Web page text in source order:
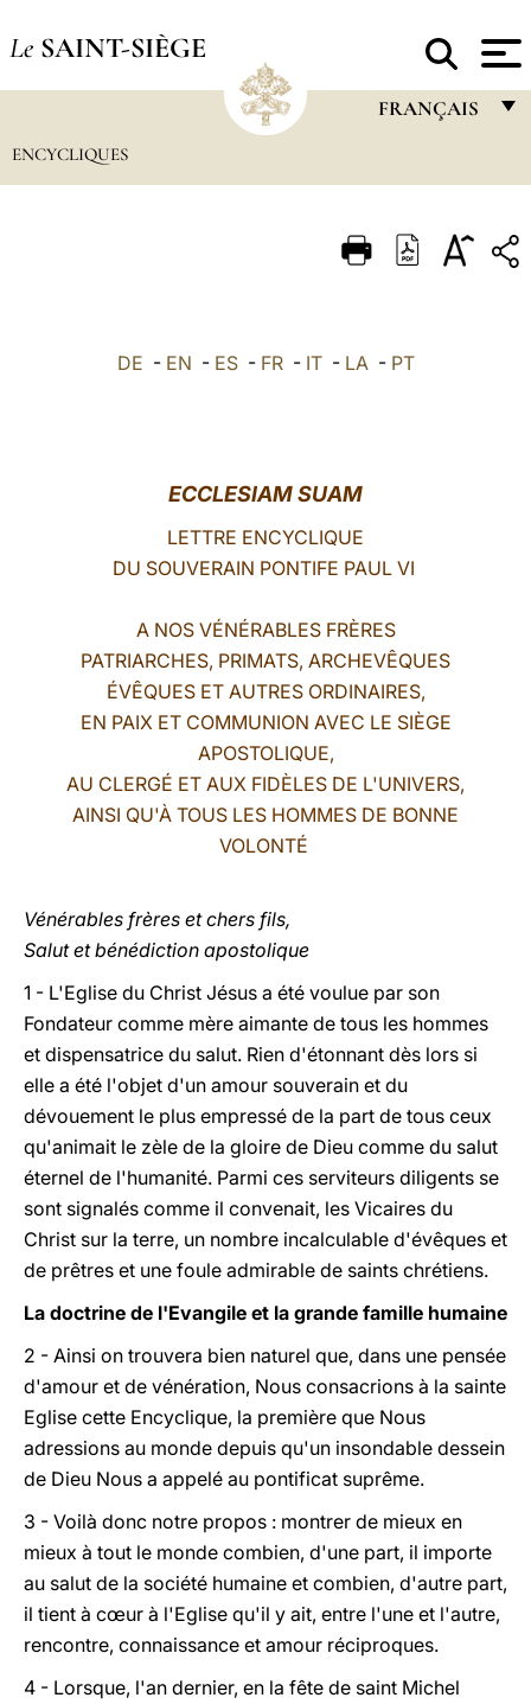
Le SAINT-SIÈGE
FRANÇAIS
ITALIANO
LATINE
ENCYCLIQUES
DE - EN - ES- FR- IT- LA- PT
ECCLESIAM SUAM
LETTRE ENCYCLIQUE
DU SOUVERAIN PONTIFE PAUL VI
A NOS VÉNÉRABLES FRÈRES
PATRIARCHES, PRIMATS, ARCHEVÊQUES
ÉVÊQUES ET AUTRES ORDINAIRES,
EN PAIX ET COMMUNION AVEC LE SIÈGE
APOSTOLIQUE,
AU CLERGÉ ET AUX FIDÈLES DE L'UNIVERS,
AINSI QU'À TOUS LES HOMMES DE BONNE
VOLONTÉ
Vénérables frères et chers fils,
Salut et bénédiction apostolique
1 - L'Eglise du Christ Jésus a été voulue par son
Fondateur comme mère aimante de tous les hommes
et dispensatrice du salut. Rien d'étonnant dès lors si
elle a été l'objet d'un amour souverain et du
dévouement le plus empressé de la part de tous ceux
qu'animait le zèle de la gloire de Dieu comme du salut
éternel de l'humanité. Parmi ces serviteurs diligents se
sont signalés comme il convenait, les Vicaires du
Christ sur la terre, un nombre incalculable d'évêques et
de prêtres et une foule admirable de saints chrétiens.
La doctrine de l'Evangile et la grande famille humaine
2 - Ainsi on trouvera bien naturel que, dans une pensée
d'amour et de vénération, Nous consacrions à la sainte
Eglise cette Encyclique, la première que Nous
adressions au monde depuis qu'un insondable dessein
de Dieu Nous a appelé au pontificat suprême.
3 - Voilà donc notre propos : montrer de mieux en
mieux à tout le monde combien, d'une part, il importe
au salut de la société humaine et combien, d'autre part,
il tient à cœur à l'Eglise qu'il y ait, entre l'une et l'autre,
rencontre, connaissance et amour réciproques.
4 - Lorsque, l'an dernier, en la fête de saint Michel